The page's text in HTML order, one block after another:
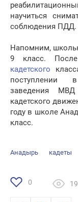
научиться
соблюдения ПДД.
Напомним,
9 класс.
кадетского
поступлении
заведения
кадетского
году в школе
класс.
Анадырь кадеты
0